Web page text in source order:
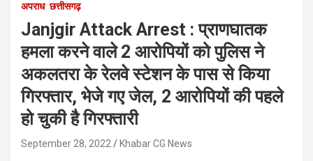
अपराध छत्तीसगढ़
Janjgir Attack Arrest : प्राणघातक
हमला करने वाले 2 आरोपियों को पुलिस ने
अकलतरा के रेलवे स्टेशन के पास से किया
गिरफ्तार, भेजे गए जेल, 2 आरोपियों की पहले
हो चुकी है गिरफ्तारी
September 28, 2022 Khabar CG News